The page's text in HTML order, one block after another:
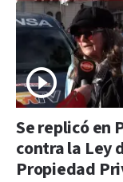
Se replicó en
contra la Ley
Propiedad